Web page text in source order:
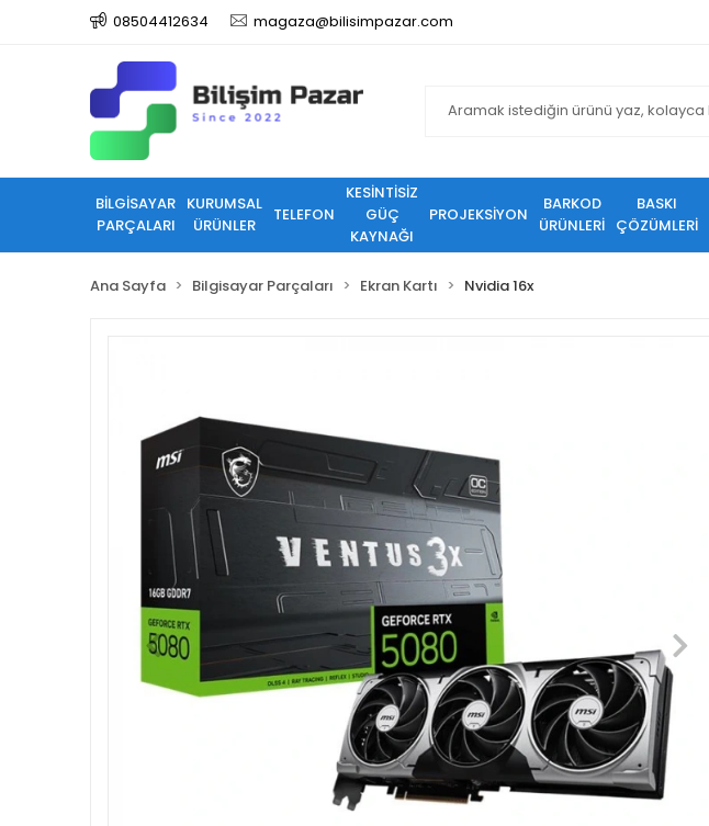
08504412634 magaza@bilisimpazar.com
BİLGİSAYAR
PARÇALARI
KURUMSAL
ÜRÜNLER
TELEFON
KESİNTİSİZ
GÜÇ
KAYNAĞI
PROJEKSİYON
BARKOD
ÜRÜNLERİ
BASKI
ÇÖZÜMLERİ
Ana Sayfa Bilgisayar Parçaları Ekran Kartı Nvidia 16x